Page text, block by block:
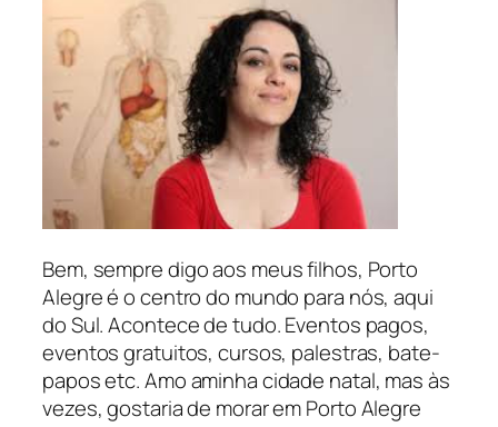
Bem, sempre digo aos meus filhos, Porto
Alegre é o centro do mundo para nós, aqui
do Sul. Acontece de tudo. Eventos pagos,
eventos gratuitos, cursos, palestras, bate-
papos etc. Amo aminha cidade natal, mas às
vezes, gostaria de morar em Porto Alegre